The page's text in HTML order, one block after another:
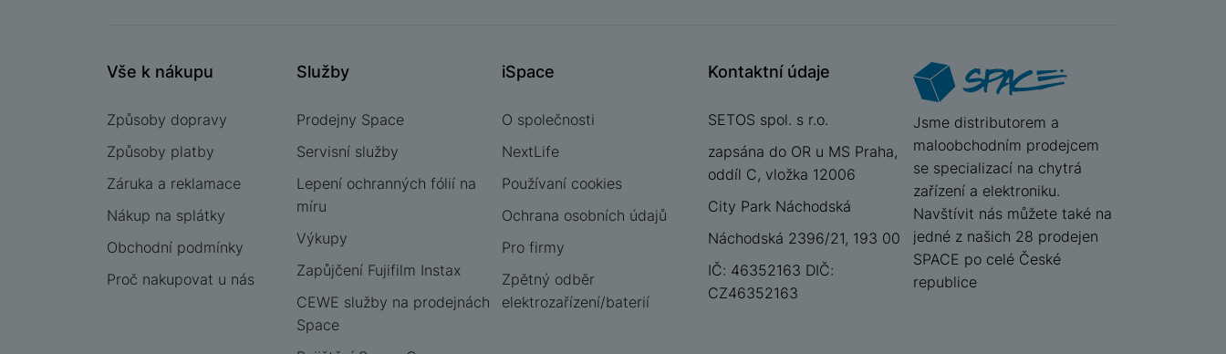
Vše k nákupu
Způsoby dopravy
Způsoby platby
Záruka a reklamace
Nákup na splátky
Obchodní podmínky
Proč nakupovat u nás
Služby
Prodejny Space
Servisní služby
Lepení ochranných fólií na
míru
Výkupy
Zapůjčení Fujifilm Instax
CEWE služby na prodejnách
Space
iSpace
O společnosti
NextLife
Používaní cookies
Ochrana osobních údajů
Pro firmy
Zpětný odběr
elektrozařízení/baterií
Kontaktní údaje
SETOS spol. s r.o.
zapsána do OR u MS Praha,
oddíl C, vložka 12006
City Park Náchodská
Náchodská 2396/21, 193 00
IČ: 46352163 DIČ:
CZ46352163
iSpace
Jsme distributorem a
maloobchodním prodejcem
se specializací na chytrá
zařízení a elektroniku.
Navštívit nás můžete také na
jedné z našich 28 prodejen
SPACE po celé České
republice